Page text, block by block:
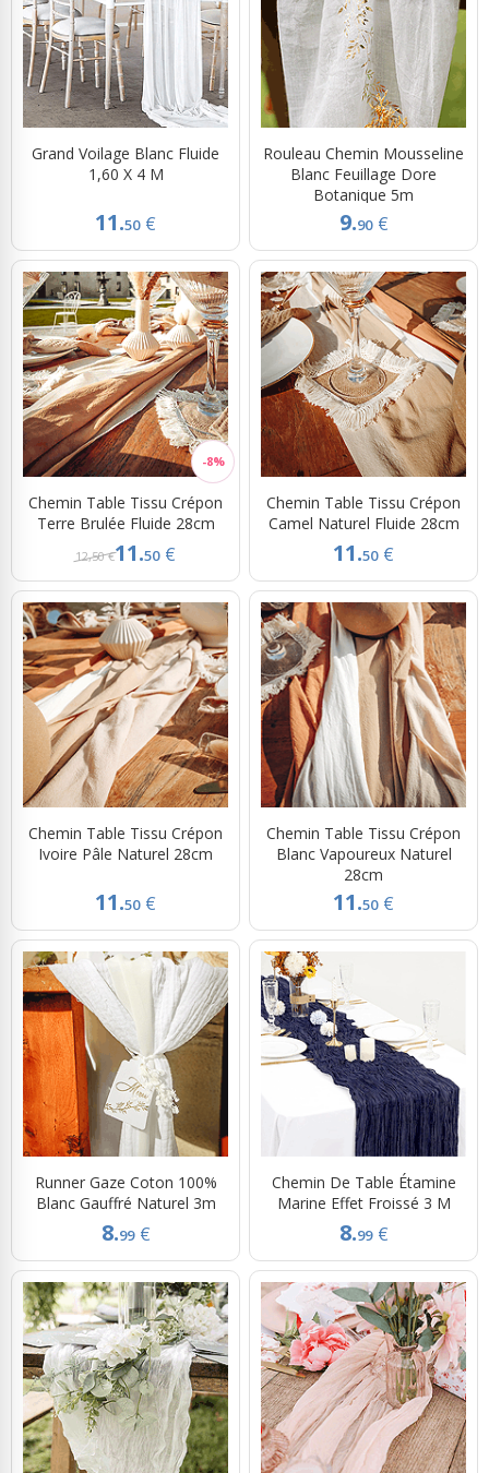
Grand Voilage Blanc Fluide
1,60 X 4 M
11.50 €
Rouleau Chemin Mousseline
Blanc Feuillage Dore
Botanique 5m
9.90 €
Chemin Table Tissu Crépon
Terre Brulée Fluide 28cm
12,50 €11.50 €
Chemin Table Tissu Crépon
Camel Naturel Fluide 28cm
11.50 €
Chemin Table Tissu Crépon
Ivoire Pâle Naturel 28cm
11.50 €
Chemin Table Tissu Crépon
Blanc Vapoureux Naturel
28cm
11.50 €
Runner Gaze Coton 100%
Blanc Gauffré Naturel 3m
8.99 €
Chemin De Table Étamine
Marine Effet Froissé 3 M
8.99 €